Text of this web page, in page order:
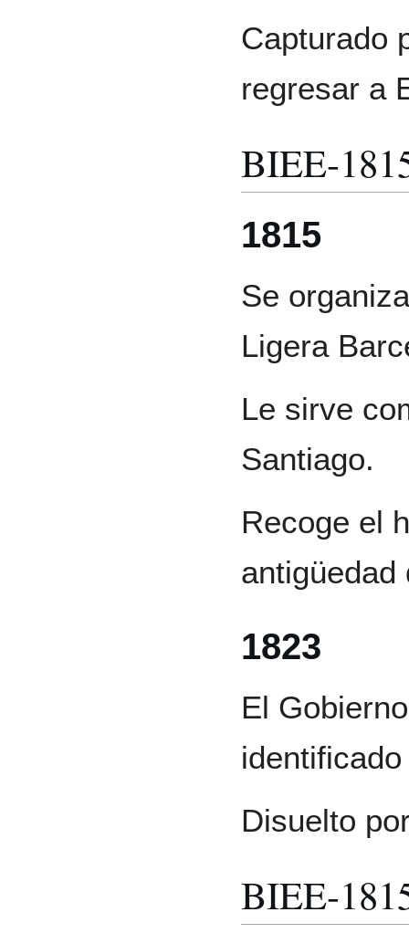
Capturado
regresar a
BIEE-
1815
Se
Ligera
Le sirve
Santiago.
Recoge el
1823
El
Disuelto
BIEE-